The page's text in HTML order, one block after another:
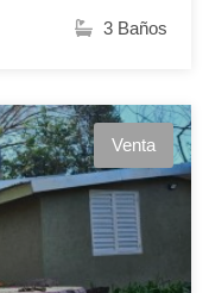
3 Baños
Venta